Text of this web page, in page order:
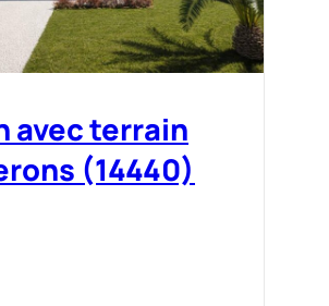
avec terrain
(14440)